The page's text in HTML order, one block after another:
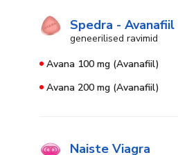
Spedra - Avanafiil
geneerilised ravimid
Avana 100 mg (Avanafiil)
Avana 200 mg (Avanafiil)
Naiste Viagra